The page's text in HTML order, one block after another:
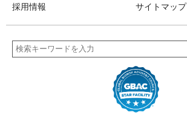
採用情報 サイトマップ